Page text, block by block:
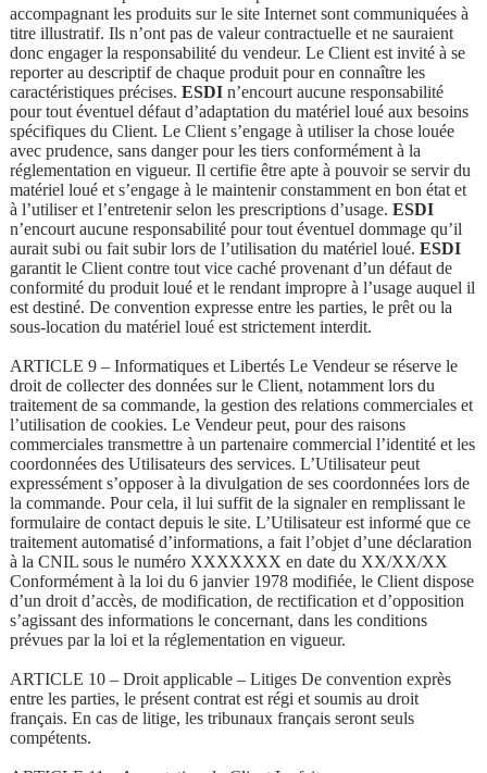
accompagnant les produits sur le site Internet sont communiquées à
titre illustratif. Ils n’ont pas de valeur contractuelle et ne sauraient
donc engager la responsabilité du vendeur. Le Client est invité à se
reporter au descriptif de chaque produit pour en connaître les
caractéristiques précises. ESDIn’encourt aucune responsabilité
pour tout éventuel défaut d’adaptation du matériel loué aux besoins
spécifiques du Client. Le Client s’engage à utiliser la chose louée
avec prudence, sans danger pour les tiers conformément à la
réglementation en vigueur. Il certifie être apte à pouvoir se servir du
matériel loué et s’engage à le maintenir constamment en bon état et
à l’utiliser et l’entretenir selon les prescriptions d’usage. ESDI
n’encourt aucune responsabilité pour tout éventuel dommage qu’il
aurait subi ou fait subir lors de l’utilisation du matériel loué. ESDI
garantit le Client contre tout vice caché provenant d’un défaut de
conformité du produit loué et le rendant impropre à l’usage auquel il
est destiné. De convention expresse entre les parties, le prêt ou la
sous-location du matériel loué est strictement interdit.
ARTICLE 9 – Informatiques et Libertés Le Vendeur se réserve le
droit de collecter des données sur le Client, notamment lors du
traitement de sa commande, la gestion des relations commerciales et
l’utilisation de cookies. Le Vendeur peut, pour des raisons
commerciales transmettre à un partenaire commercial l’identité et les
coordonnées des Utilisateurs des services. L’Utilisateur peut
expressément s’opposer à la divulgation de ses coordonnées lors de
la commande. Pour cela, il lui suffit de la signaler en remplissant le
formulaire de contact depuis le site. L’Utilisateur est informé que ce
traitement automatisé d’informations, a fait l’objet d’une déclaration
à la CNIL sous le numéro XXXXXXX en date du XX/XX/XX
Conformément à la loi du 6 janvier 1978 modifiée, le Client dispose
d’un droit d’accès, de modification, de rectification et d’opposition
s’agissant des informations le concernant, dans les conditions
prévues par la loi et la réglementation en vigueur.
ARTICLE 10 – Droit applicable – Litiges De convention exprès
entre les parties, le présent contrat est régi et soumis au droit
français. En cas de litige, les tribunaux français seront seuls
compétents.